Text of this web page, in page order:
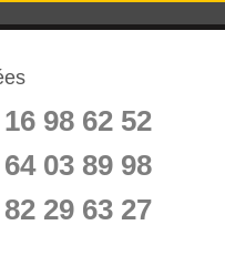
98 62 52
03 89 98
29 63 27